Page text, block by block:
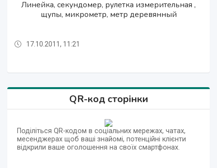
Линейка, секундомер, рулетка измерительная ,
щупы, микрометр, метр деревянный
Линейка, секундомер, рулетка измерительная ,
щупы, микрометр, метр деревянный
Линейка, секундомер, рулетка измерительная ,
щупы, микрометр, метр деревянный
17.10.2011, 11:21
QR-код сторінки
Поділіться QR-кодом в соціальних мережах, чатах,
месенджерах щоб ваші знайомі, потенційні клієнти
відкрили ваше оголошення на своїх смартфонах.